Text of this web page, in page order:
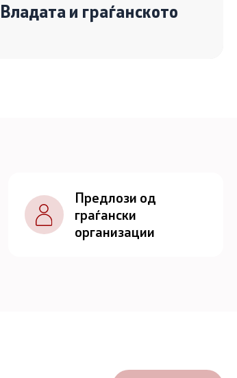
и граѓанското
Предлози од
граѓански
организации